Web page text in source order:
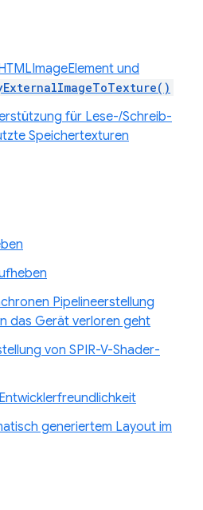
und
für Lese-/Schreib-
Speichertexturen
Pipelineerstellung
das Gerät verloren geht
von SPIR-V-Shader-
generiertem Layout im